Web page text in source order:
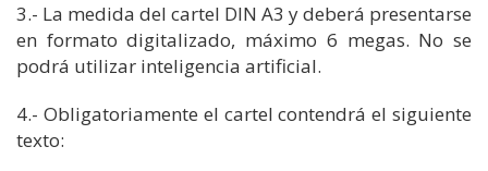
3.- La medida del cartel DIN A3 y deberá presentarse
en formato digitalizado, máximo 6 megas. No se
podrá utilizar inteligencia artificial.
4.- Obligatoriamente el cartel contendrá el siguiente
texto: